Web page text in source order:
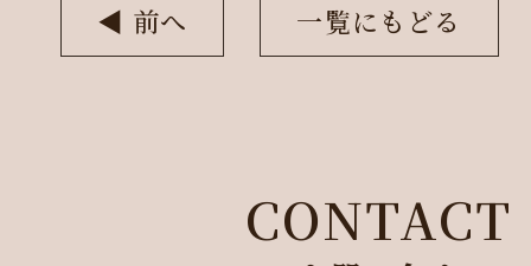
◀︎ 前へ 一覧にもどる
CONTACT